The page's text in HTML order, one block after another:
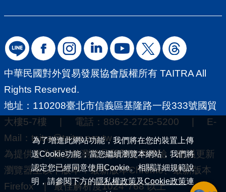
為了增進此網站功能，我們將在您的裝置上傳
送Cookie功能；當您繼續瀏覽本網站，我們將
認定您已經同意使用Cookie。相關詳細規範說
明，請參閱下方的隱私權政策及Cookie政策連
中華民國對外貿易發展協會版權所有 TAITRA All
Rights Reserved.
地址：110208臺北市信義區基隆路一段333號國貿
大樓5-7樓 | 電話：886-2-2725-5200 | E-
Mail： taitra@taitra.org.tw
為提供更為穩定的瀏覽品質與使用體驗，建議更新
瀏覽器至以下版本：最新版本Chrome、最新版本
Firefox | 最佳解析度1024*768 以上